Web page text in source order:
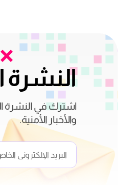
النشرة
اشترك في النشرة
والأخبار الأمنية.